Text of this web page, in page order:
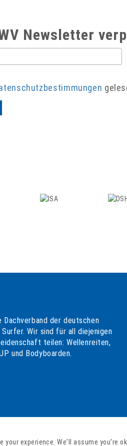
Newsletter
der deutschen
Wir sind für all diejenigen
teilen: Wellenreiten,
und Bodyboarden.
your experience. We'll assume you're